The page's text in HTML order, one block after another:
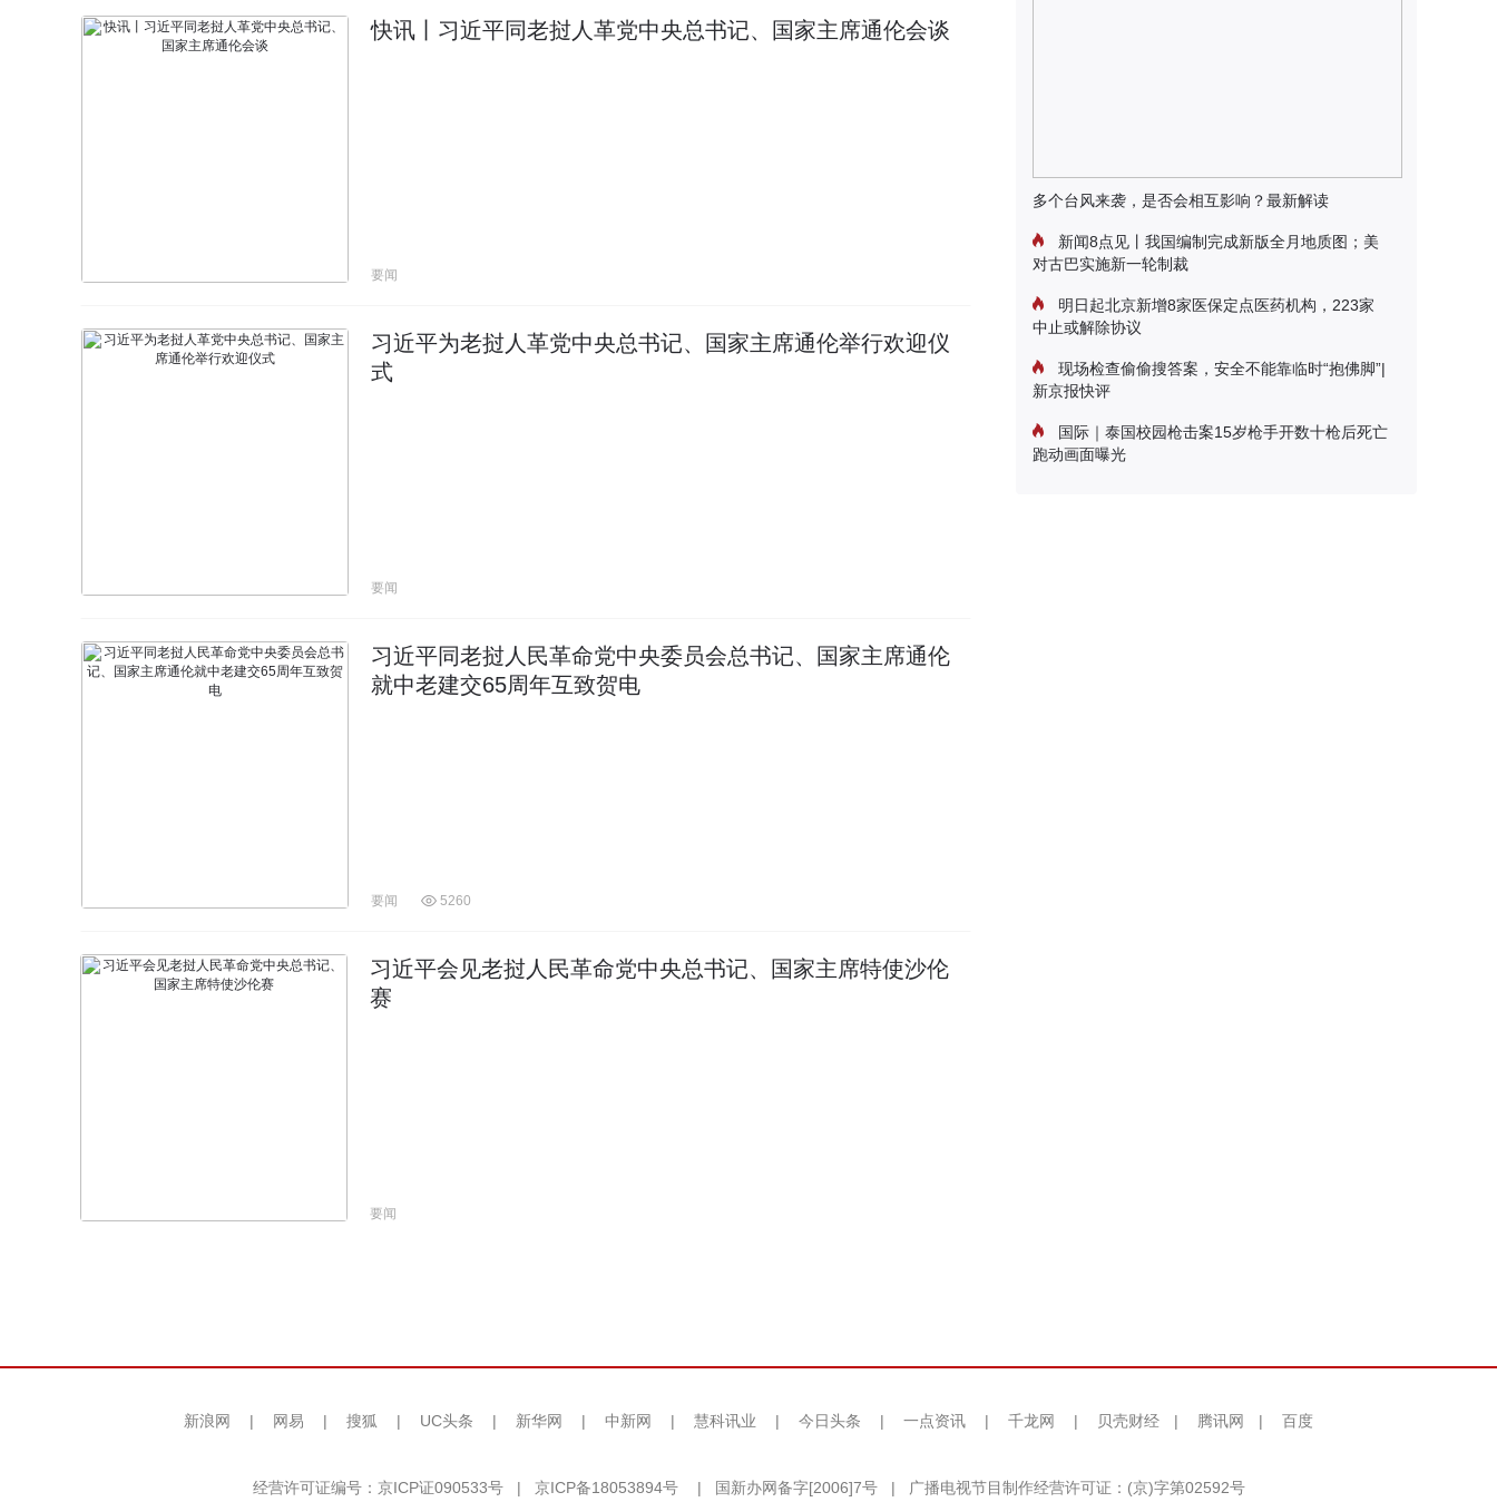
快讯丨习近平同老挝人革党中央总书记、国家主席通伦会谈
要闻
习近平为老挝人革党中央总书记、国家主席通伦举行欢迎仪
式
要闻
习近平同老挝人民革命党中央委员会总书记、国家主席通伦
就中老建交65周年互致贺电
要闻 5260
习近平会见老挝人民革命党中央总书记、国家主席特使沙伦
赛
要闻
多个台风来袭，是否会相互影响？最新解读
新闻8点见丨我国编制完成新版全月地质图；美
对古巴实施新一轮制裁
明日起北京新增8家医保定点医药机构，223家
中止或解除协议
现场检查偷偷搜答案，安全不能靠临时“抱佛脚”|
新京报快评
国际｜泰国校园枪击案15岁枪手开数十枪后死亡
跑动画面曝光
新浪网 | 网易 | 搜狐 | UC头条 | 新华网 | 中新网 | 慧科讯业 | 今日头条 | 一点资讯 | 千龙网 | 贝壳财经 | 腾讯网 | 百度
经营许可证编号：京ICP证090533号 | 京ICP备18053894号 | 国新办网备字[2006]7号 | 广播电视节目制作经营许可证：(京)字第02592号